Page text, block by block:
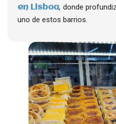
en Lisboa, donde
uno de estos barrios.